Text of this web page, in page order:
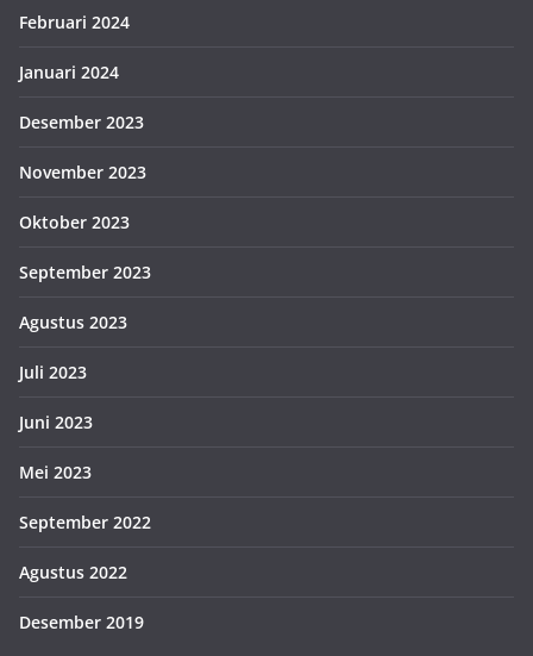
Februari 2024
Januari 2024
Desember 2023
November 2023
Oktober 2023
September 2023
Agustus 2023
Juli 2023
Juni 2023
Mei 2023
September 2022
Agustus 2022
Desember 2019